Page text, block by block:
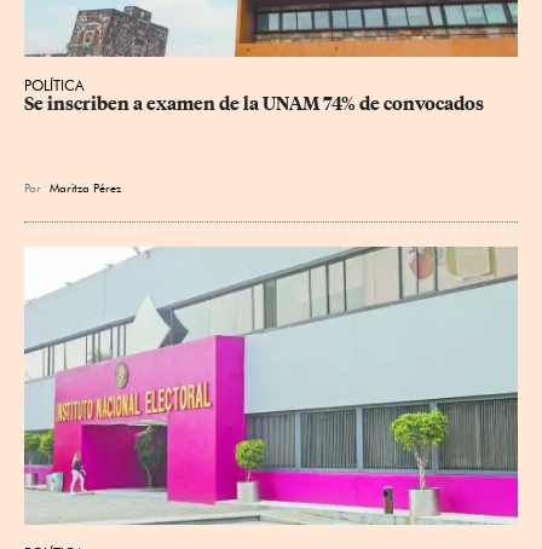
POLÍTICA
Se inscriben a examen de la UNAM 74% de convocados
Por Maritza Pérez